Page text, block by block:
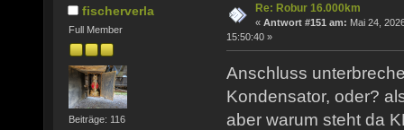
fischerverla
Full Member
Beiträge: 116
Re: Robur 16.000km
« Antwort #151 am: Mai 24,
15:50:40 »
Anschluss
Kondensator, oder?
aber warum steht da